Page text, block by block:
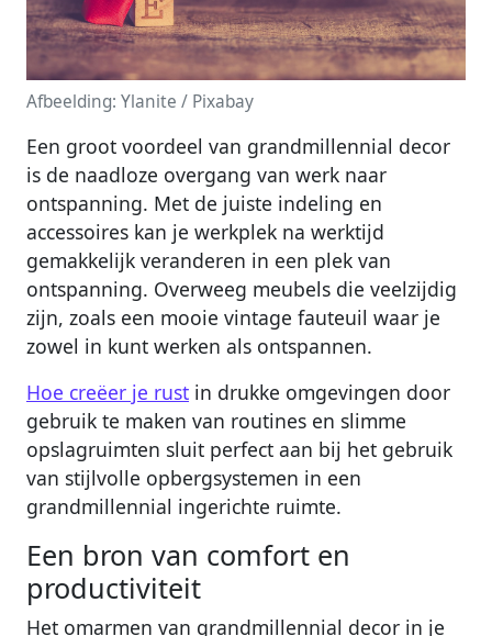
Afbeelding: Ylanite / Pixabay
Een groot voordeel van grandmillennial decor
is de naadloze overgang van werk naar
ontspanning. Met de juiste indeling en
accessoires kan je werkplek na werktijd
gemakkelijk veranderen in een plek van
ontspanning. Overweeg meubels die veelzijdig
zijn, zoals een mooie vintage fauteuil waar je
zowel in kunt werken als ontspannen.
Hoe creëer je rust in drukke omgevingen door
gebruik te maken van routines en slimme
opslagruimten sluit perfect aan bij het gebruik
van stijlvolle opbergsystemen in een
grandmillennial ingerichte ruimte.
Een bron van comfort en
productiviteit
Het omarmen van grandmillennial decor in je